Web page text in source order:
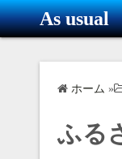
コ
ン
As usual
ホーム »
ふる